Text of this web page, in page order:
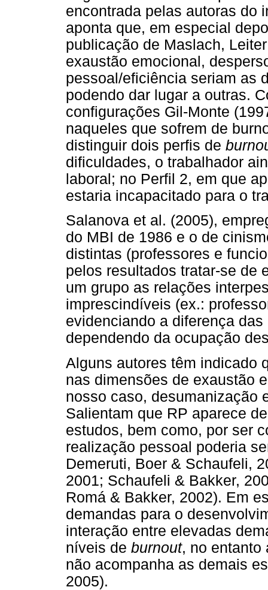
encontrada pelas autoras do
aponta que, em especial
publicação de Maslach,
exaustão emocional,
pessoal/eficiência seriam as
podendo dar lugar a outras.
configurações Gil-Monte
naqueles que sofrem de
distinguir dois perfis de
dificuldades, o trabalhador
laboral; no Perfil 2, em que
estaria incapacitado para o
Salanova et al. (2005),
do MBI de 1986 e o de
distintas (professores e
pelos resultados tratar-se de
um grupo as relações
imprescindíveis (ex.:
evidenciando a diferença
dependendo da ocupação
Alguns autores têm indicado
nas dimensões de exaustão
nosso caso, desumanização
Salientam que RP aparece
estudos, bem como, por ser
realização pessoal poderia
Demeruti, Boer & Schaufeli,
2001; Schaufeli & Bakker,
Romá & Bakker, 2002). Em
demandas para o
interação entre elevadas
níveis de burnout, no entanto
não acompanha as demais
2005).